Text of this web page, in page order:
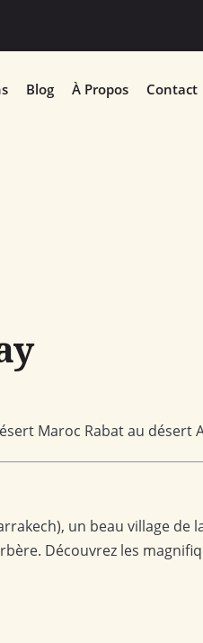
Blog À Propos Contact
Maroc Rabat au désert
un beau village de
Découvrez les